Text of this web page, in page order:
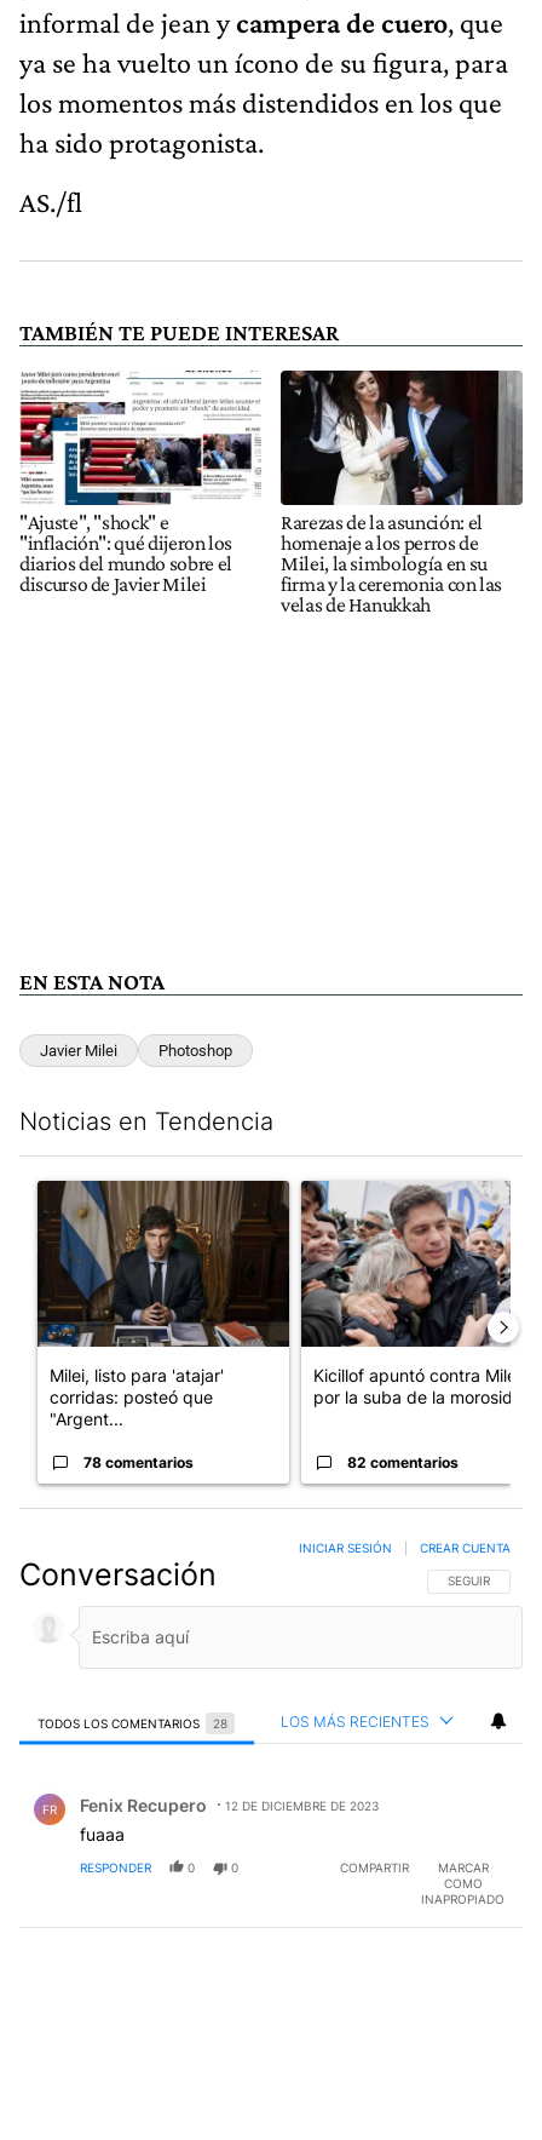
informal de jean ycampera de cuero, que
ya se ha vuelto un ícono de su figura, para
los momentos más distendidos en los que
ha sido protagonista.
AS./fl
TAMBIÉN TE PUEDE INTERESAR
"Ajuste", "shock" e
"inflación": qué dijeron los
diarios del mundo sobre el
discurso de Javier Milei
Rarezas de la asunción: el
homenaje a los perros de
Milei, la simbología en su
firma y la ceremonia con las
velas de Hanukkah
EN ESTA NOTA
Javier Milei Photoshop
Noticias en Tendencia
Un artículo de tendencia con el título "Milei, listo para 'atajar'
Milei, listo para 'atajar'
corridas: posteó que
"Argent...
78 comentarios
Un artículo de tendencia con
Kicillof apuntó contra Milei
por la suba de la morosida...
82 comentarios
Conversación SIGA ESTA
SEGUIR
INICIAR SESIÓN CREAR CUENTA
TODOS LOS COMENTARIOS 28 LOS MÁS RECIENTES
FR Fenix Recupero 12 DE DICIEMBRE DE 2023
fuaaa
RESPONDER 0 0 COMPARTIR
MARCAR
COMO
INAPROPIADO